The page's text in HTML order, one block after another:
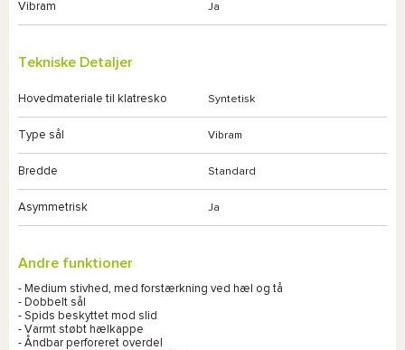
Vibram Ja
Tekniske Detaljer
Hovedmateriale til klatresko Syntetisk
Type sål Vibram
Bredde Standard
Asymmetrisk Ja
Andre funktioner
- Medium stivhed, med forstærkning ved hæl og tå
- Dobbelt sål
- Spids beskyttet mod slid
- Varmt støbt hælkappe
- Åndbar perforeret overdel